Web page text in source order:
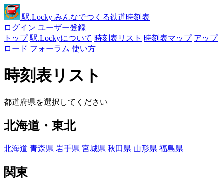
駅.Locky みんなでつくる鉄道時刻表
ログイン ユーザー登録
トップ 駅.Lockyについて 時刻表リスト 時刻表マップ アップ
ロード フォーラム 使い方
時刻表リスト
都道府県を選択してください
北海道・東北
北海道 青森県 岩手県 宮城県 秋田県 山形県 福島県
関東